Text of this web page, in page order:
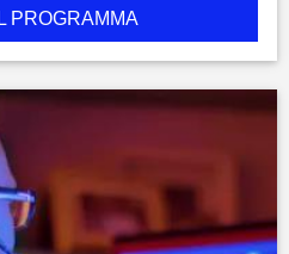
PROGRAMMA